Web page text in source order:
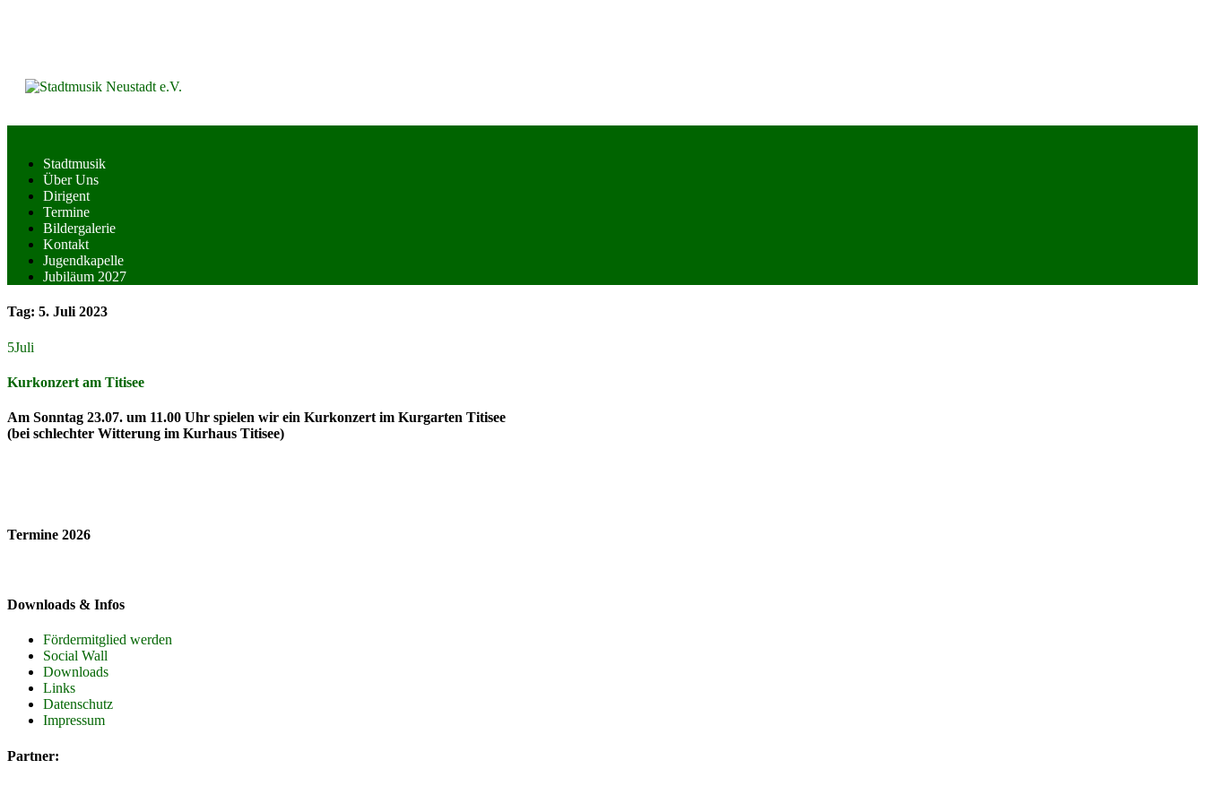
Stadtmusik
Über Uns
Dirigent
Termine
Bildergalerie
Kontakt
Jugendkapelle
Jubiläum 2027
Tag: 5. Juli 2023
5Juli
Kurkonzert am Titisee
Am Sonntag 23.07. um 11.00 Uhr spielen wir ein Kurkonzert im Kurgarten Titisee
(bei schlechter Witterung im Kurhaus Titisee)
Termine 2026
Downloads & Infos
Fördermitglied werden
Social Wall
Downloads
Links
Datenschutz
Impressum
Partner: